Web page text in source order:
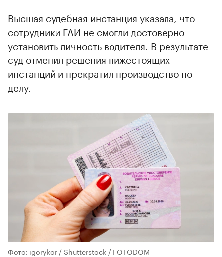
Высшая судебная инстанция указала, что
сотрудники ГАИ не смогли достоверно
установить личность водителя. В результате
суд отменил решения нижестоящих
инстанций и прекратил производство по
делу.
Фото: igorykor / Shutterstock / FOTODOM